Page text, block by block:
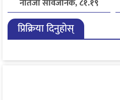
नतिजा सार्वजनिक, ८१.१९
प्रतिशत विद्यार्थी उत्तीर्ण
प्रिक्रिया दिनुहोस्